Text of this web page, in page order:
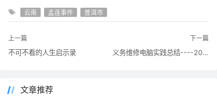
云南 孟连事件 普洱市
上一篇
不可不看的人生启示录
下一篇
义务维修电脑实践总结----2007-8-13
文章推荐